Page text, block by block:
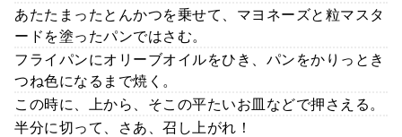
あたたまったとんかつを乗せて、マヨネーズと粒マスタ
ードを塗ったパンではさむ。
フライパンにオリーブオイルをひき、パンをかりっとき
つね色になるまで焼く。
この時に、上から、そこの平たいお皿などで押さえる。
半分に切って、さあ、召し上がれ！